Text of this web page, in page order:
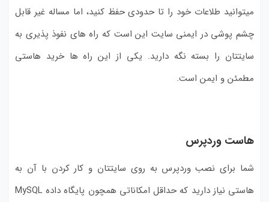
میتوانید طلاعات خود را تا حدودی حفظ کنید، اما مساله غیر قابل
چشم پوشی در ایمنی سایت این است که راه های نفوذ پذیری به
سایتتان را بسته نگه دارید. یکی از این راه ها خرید هاستی
مطمئن و ایمن است.
هاست وردپرس
شما برای نصب وردپرس به روی سایتتان و کار کردن با آن به
هاستی نیاز دارید که حداقل امکاناتی همچون پایگاه داده MySQL